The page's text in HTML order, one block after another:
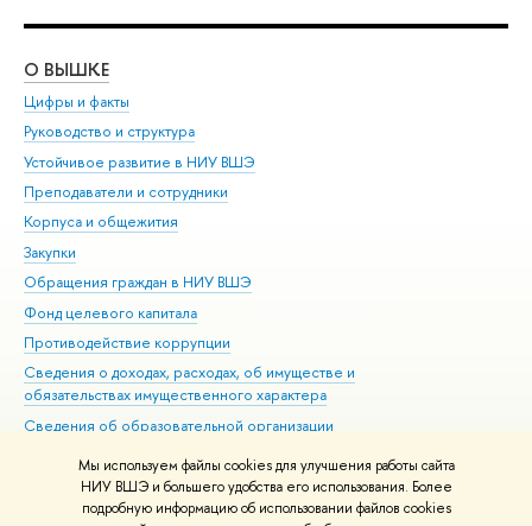
Мы используем файлы cookies для улучшения работы сайта
НИУ ВШЭ и большего удобства его использования. Более
подробную информацию об использовании файлов cookies
О ВЫШКЕ
Цифры и факты
Руководство и структура
Устойчивое развитие в НИУ ВШЭ
Преподаватели и сотрудники
Корпуса и общежития
Закупки
Обращения граждан в НИУ ВШЭ
Фонд целевого капитала
Противодействие коррупции
Сведения о доходах, расходах, об имуществе и
обязательствах имущественного характера
Сведения об образовательной организации
Людям с ограниченными возможностями здоровья
Единая платежная страница
Работа в Вышке